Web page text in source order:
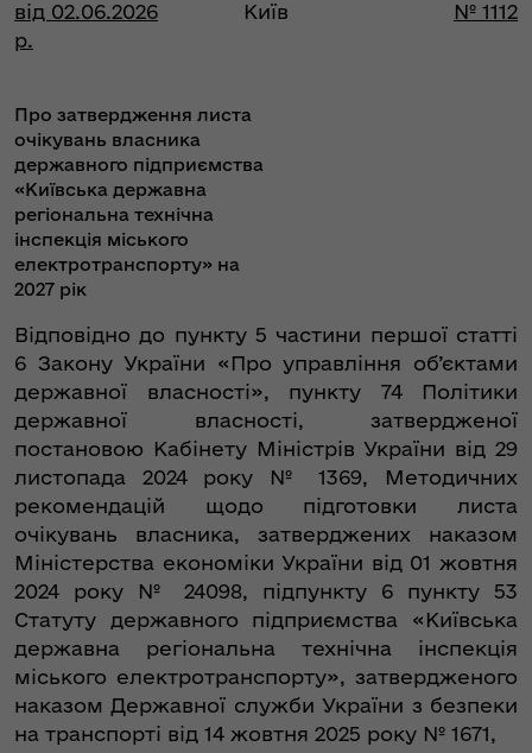
від 02.06.2026
р.
Київ № 1112
Про затвердження листа
очікувань власника
державного підприємства
«Київська державна
регіональна технічна
інспекція міського
електротранспорту» на
2027 рік
Відповідно до пункту 5 частини першої статті
6 Закону України «Про управління об’єктами
державної власності», пункту 74 Політики
державної власності, затвердженої
постановою Кабінету Міністрів України від 29
листопада 2024 року № 1369, Методичних
рекомендацій щодо підготовки листа
очікувань власника, затверджених наказом
Міністерства економіки України від 01 жовтня
2024 року № 24098, підпункту 6 пункту 53
Статуту державного підприємства «Київська
державна регіональна технічна інспекція
міського електротранспорту», затвердженого
наказом Державної служби України з безпеки
на транспорті від 14 жовтня 2025 року № 1671,